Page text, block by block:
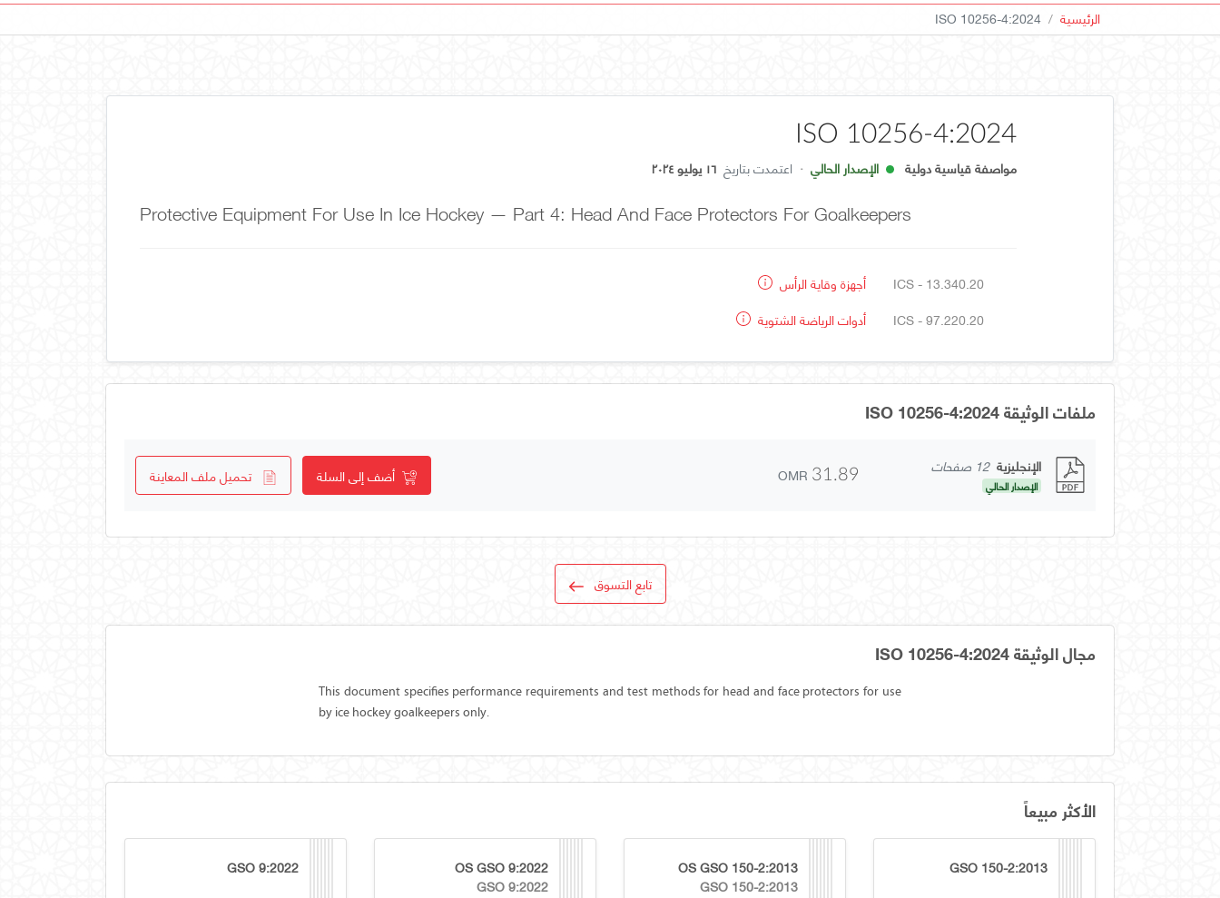
الرئيسية ISO 10256-4:2024
ISO 10256-4:2024
مواصفة قياسية دولية الإصدار الحالي · اعتمدت بتاريخ ١٦ يوليو ٢٠٢٤
Protective Equipment For Use In Ice Hockey — Part 4: Head And Face Protectors For Goalkeepers
ICS - 13.340.20
أجهزة وقاية الرأس
ICS - 97.220.20
أدوات الرياضة الشتوية
ملفات الوثيقة ISO 10256-4:2024
الإنجليزية 12 صفحات
الإصدار الحالي OMR 31.89 أضف إلى السلة تحميل ملف المعاينة
تابع التسوق
مجال الوثيقة ISO 10256-4:2024
This document specifies performance requirements and test methods for head and face protectors for use
by ice hockey goalkeepers only.
الأكثر مبيعاً
GSO 150-2:2013
OS GSO 150-2:2013
GSO 150-2:2013
OS GSO 9:2022
GSO 9:2022
GSO 9:2022